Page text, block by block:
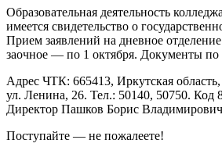
Образовательная деятельность
имеется свидетельство о
Прием заявлений на дневное
заочное — по 1 октября. Документы по
Адрес ЧТК: 665413, Иркутская область,
ул. Ленина, 26. Тел.: 50140, 50750. Код
Директор Пашков Борис
Поступайте — не пожалеете!